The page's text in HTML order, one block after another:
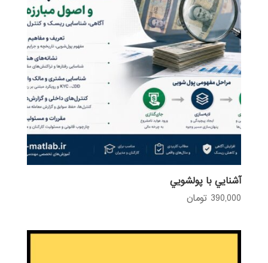
آشنايي با پولشويي
390,000 تومان